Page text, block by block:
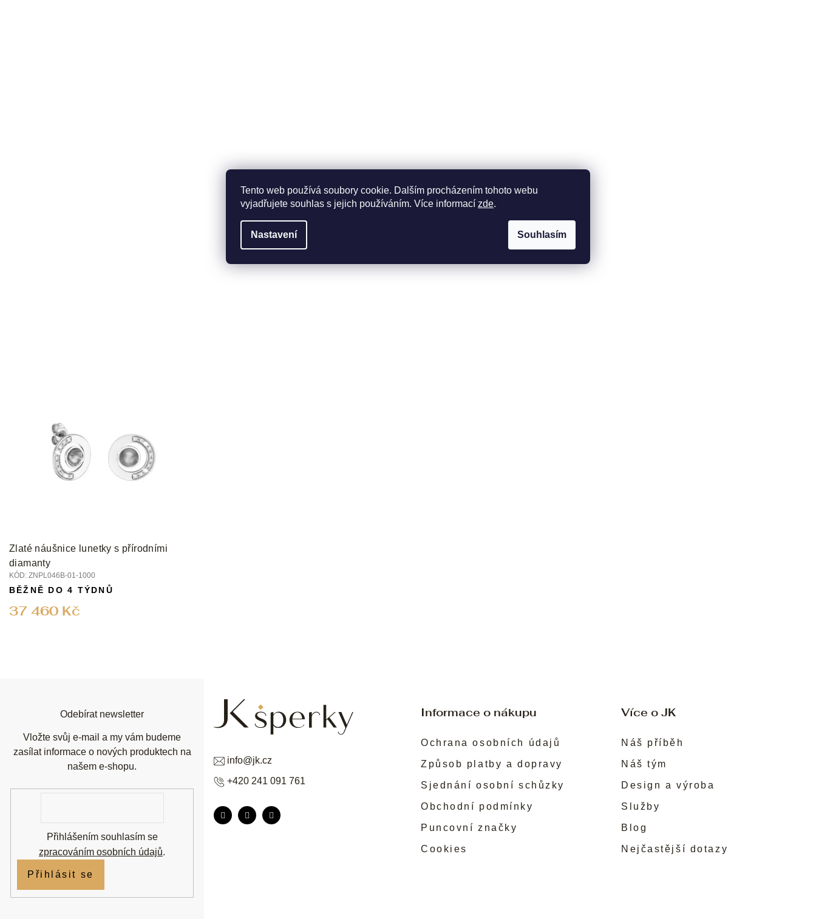
Tento web používá soubory cookie. Dalším procházením tohoto webu
vyjadřujete souhlas s jejich používáním. Více informací zde.
Nastavení Souhlasím
Zlaté náušnice lunetky s přírodními
diamanty
KÓD: ZNPL046B-01-1000
37 460 Kč
BĚŽNĚ DO 4 TÝDNŮ
Informace o nákupu
Ochrana osobních údajů
Způsob platby a dopravy
Sjednání osobní schůzky
Obchodní podmínky
Puncovní značky
Cookies
Více o JK
Náš příběh
Náš tým
Design a výroba
Služby
Blog
Nejčastější dotazy
info@jk.cz
+420 241 091 761
Odebírat newsletter
Vložte svůj e-mail a my vám budeme
zasílat informace o nových produktech na
našem e-shopu.
Přihlášením souhlasím se
zpracováním osobních údajů.
Přihlásit se